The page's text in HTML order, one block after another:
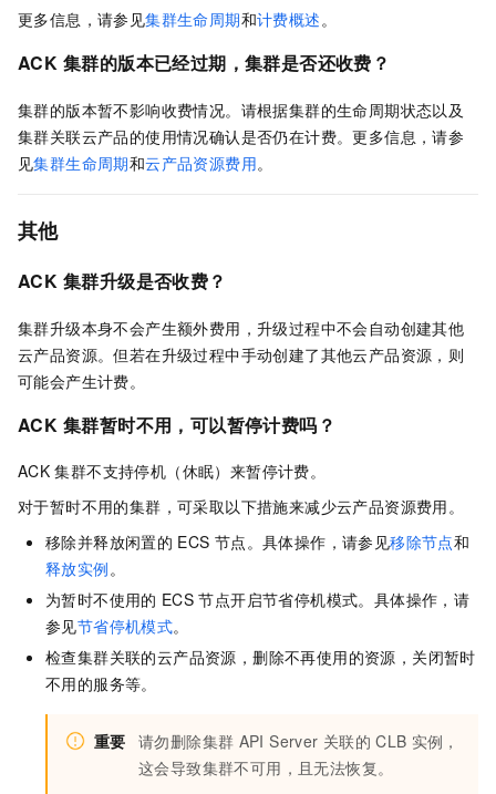
更多信息，请参见集群生命周期和计费概述。
ACK 集群的版本已经过期，集群是否还收费？
集群的版本暂不影响收费情况。请根据集群的生命周期状态以及
集群关联云产品的使用情况确认是否仍在计费。更多信息，请参
见集群生命周期和云产品资源费用。
其他
ACK 集群升级是否收费？
集群升级本身不会产生额外费用，升级过程中不会自动创建其他
云产品资源。但若在升级过程中手动创建了其他云产品资源，则
可能会产生计费。
ACK 集群暂时不用，可以暂停计费吗？
ACK 集群不支持停机（休眠）来暂停计费。
对于暂时不用的集群，可采取以下措施来减少云产品资源费用。
移除并释放闲置的 ECS 节点。具体操作，请参见移除节点和
释放实例。
为暂时不使用的 ECS 节点开启节省停机模式。具体操作，请
参见节省停机模式。
检查集群关联的云产品资源，删除不再使用的资源，关闭暂时
不用的服务等。
重要 请勿删除集群 API Server 关联的 CLB 实例，
这会导致集群不可用，且无法恢复。